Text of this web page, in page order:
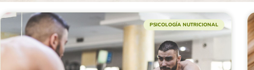
PSICOLOGÍA NUTRICIONAL